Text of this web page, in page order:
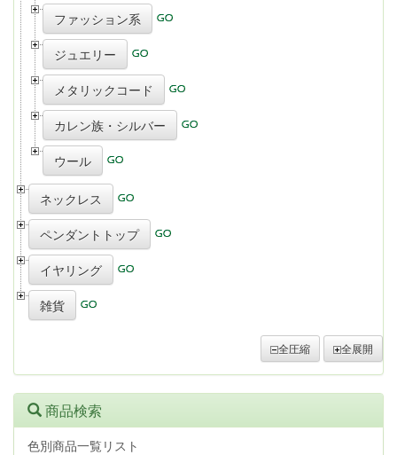
ファッション系
ジュエリー
メタリックコード
カレン族・シルバー
ウール
ネックレス
ペンダントトップ
イヤリング
雑貨
全圧縮 全展開
商品検索
色別商品一覧リスト